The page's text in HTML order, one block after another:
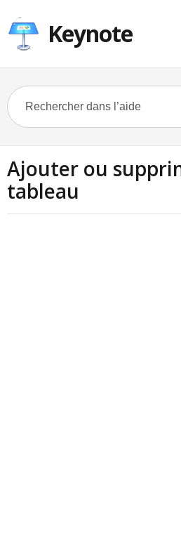
Keynote
Ajouter ou
tableau